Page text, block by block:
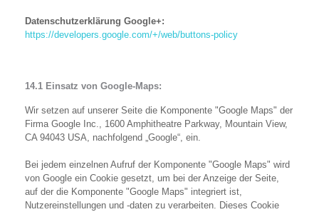
Datenschutzerklärung Google+:
https://developers.google.com/+/web/buttons-policy
14.1 Einsatz von Google-Maps:
Wir setzen auf unserer Seite die Komponente "Google Maps" der
Firma Google Inc., 1600 Amphitheatre Parkway, Mountain View,
CA 94043 USA, nachfolgend „Google“, ein.
Bei jedem einzelnen Aufruf der Komponente "Google Maps" wird
von Google ein Cookie gesetzt, um bei der Anzeige der Seite,
auf der die Komponente "Google Maps" integriert ist,
Nutzereinstellungen und -daten zu verarbeiten. Dieses Cookie